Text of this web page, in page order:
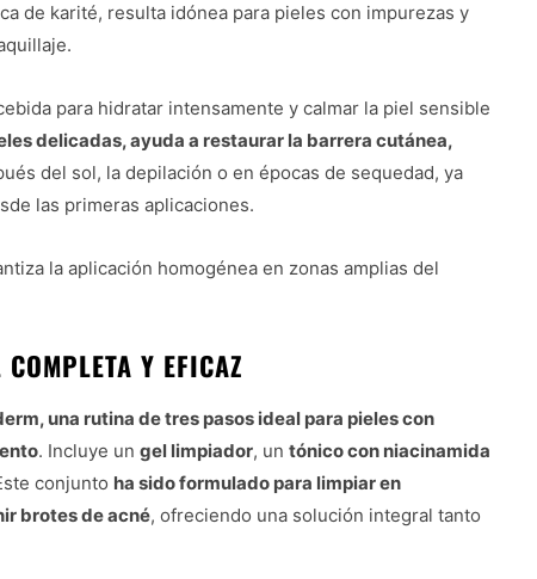
de karité, resulta idónea para pieles con impurezas y
para hidratar intensamente y calmar la piel sensible
delicadas, ayuda a restaurar la barrera cutánea,
del sol, la depilación o en épocas de sequedad, ya
las primeras aplicaciones.
la aplicación homogénea en zonas amplias del
Y EFICAZ
una rutina de tres pasos ideal para pieles con
. Incluye un gel limpiador, un tónico con niacinamida
conjunto ha sido formulado para limpiar en
brotes de acné, ofreciendo una solución integral tanto